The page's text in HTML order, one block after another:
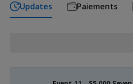
Updates Paiements